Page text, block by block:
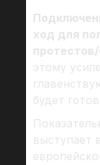
ход для
этому
будет
выступает